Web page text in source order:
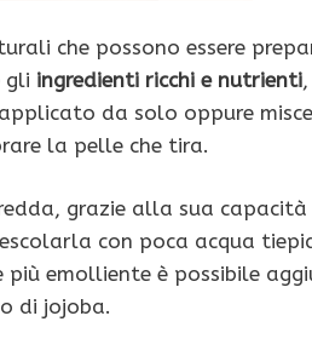
che possono essere
gli ingredienti ricchi e nutrienti
da solo oppure
la pelle che tira.
grazie alla sua capacità
con poca acqua
emolliente è possibile
di jojoba.